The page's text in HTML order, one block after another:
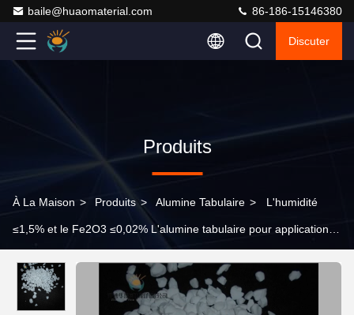
baile@huaomaterial.com 86-186-15146380
Discuter
Produits
À La Maison > Produits > Alumine Tabulaire > L'humidité
≤1,5% et le Fe2O3 ≤0,02% L'alumine tabulaire pour applications